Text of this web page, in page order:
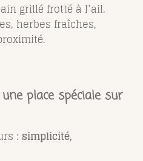
grillé frotté à l’ail.
herbes fraîches,
place spéciale sur
: simplicité,